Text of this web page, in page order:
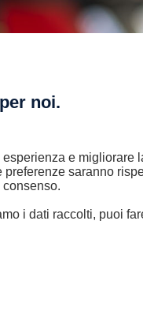
noi.
e migliorare
saranno
i dati raccolti, puoi